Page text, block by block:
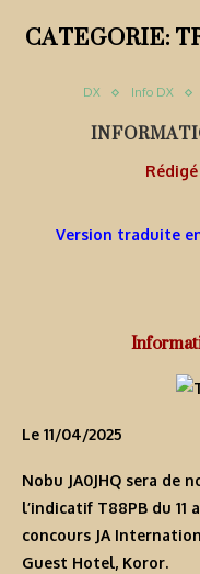
CATEGORIE:
DX Info DX
Version traduite
Le 11/04/2025
Nobu JA0JHQ sera de
l’indicatif T88PB du 11
concours JA
Guest Hotel, Koror.